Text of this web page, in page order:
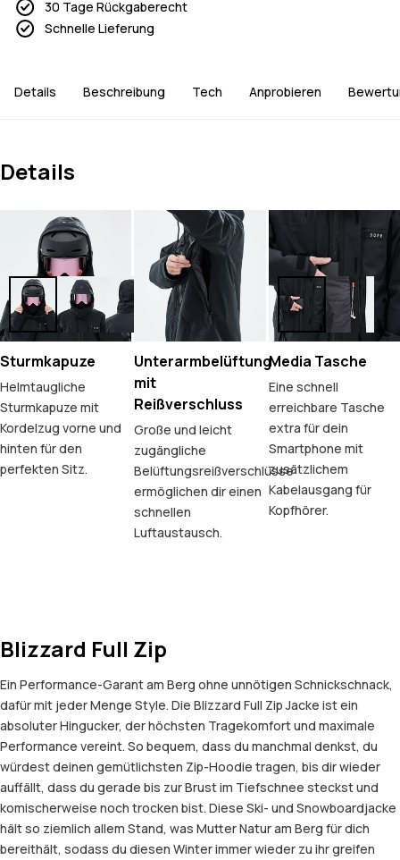
30 Tage Rückgaberecht
Schnelle Lieferung
Details Beschreibung Tech Anprobieren
Details
Sturmkapuze
Helmtaugliche
Sturmkapuze mit
Kordelzug vorne und
hinten für den
perfekten Sitz.
Unterarmbelüftung
mit
Reißverschluss
Große und leicht
zugängliche
Belüftungsreißverschlüsse
ermöglichen dir einen
schnellen
Luftaustausch.
Media Tasche
Eine schnell
erreichbare Tasche
extra für dein
Smartphone mit
zusätzlichem
Kabelausgang für
Kopfhörer.
Blizzard Full Zip
Ein Performance-Garant am Berg ohne unnötigen Schnickschnack,
dafür mit jeder Menge Style. Die Blizzard Full Zip Jacke ist ein
absoluter Hingucker, der höchsten Tragekomfort und maximale
Performance vereint. So bequem, dass du manchmal denkst, du
würdest deinen gemütlichsten Zip-Hoodie tragen, bis dir wieder
auffällt, dass du gerade bis zur Brust im Tiefschnee steckst und
komischerweise noch trocken bist. Diese Ski- und Snowboardjacke
hält so ziemlich allem Stand, was Mutter Natur am Berg für dich
bereithält, sodass du diesen Winter immer wieder zu ihr greifen